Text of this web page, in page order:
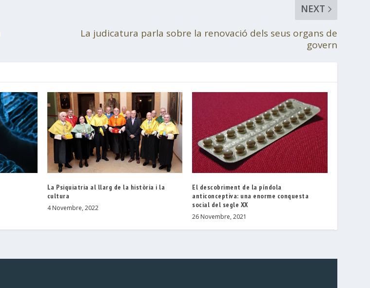
NEXT
La judicatura parla sobre la renovació dels seus organs de
govern
La Psiquiatria al llarg de la història i la
cultura
4 Novembre, 2022
El descobriment de la píndola
anticonceptiva: una enorme conquesta
social del segle XX
26 Novembre, 2021